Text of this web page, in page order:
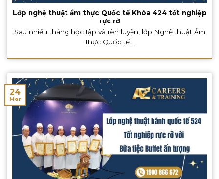
Lớp nghệ thuật ẩm thực Quốc tế Khóa 424 tốt nghiệp
rực rỡ
Sau nhiều tháng học tập và rèn luyện, lớp Nghệ thuật Ẩm
thực Quốc tế...
24
Mar